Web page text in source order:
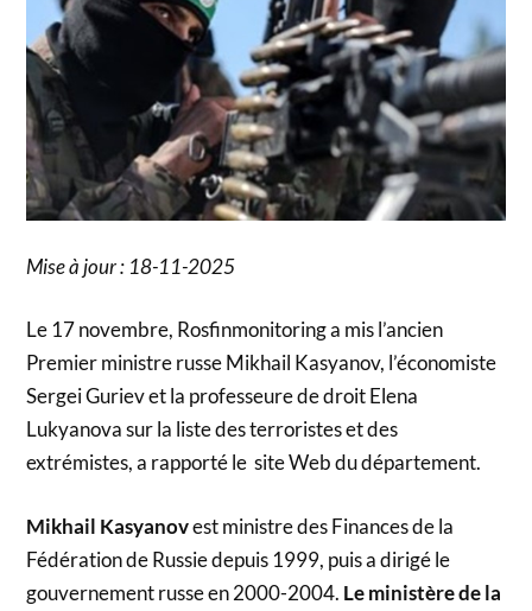
Mise à jour : 18-11-2025
Le 17 novembre, Rosfinmonitoring a mis l’ancien
Premier ministre russe Mikhail Kasyanov, l’économiste
Sergei Guriev et la professeure de droit Elena
Lukyanova sur la liste des terroristes et des
extrémistes, a rapporté le site Web du département.
Mikhail Kasyanovest ministre des Finances de la
Fédération de Russie depuis 1999, puis a dirigé le
gouvernement russe en 2000-2004. Le ministère de la